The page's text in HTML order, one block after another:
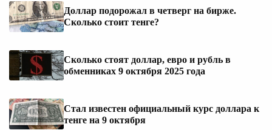
Доллар подорожал в четверг на бирже.
Сколько стоит тенге?
Сколько стоят доллар, евро и рубль в
обменниках 9 октября 2025 года
Стал известен официальный курс доллара к
тенге на 9 октября